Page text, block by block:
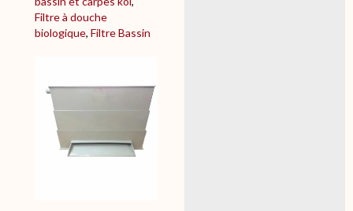
t
r
Filtre à douche
biologique, Filtre Bassin